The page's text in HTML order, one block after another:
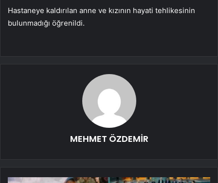
Hastaneye kaldırılan anne ve kızının hayati tehlikesinin
bulunmadığı öğrenildi.
MEHMET ÖZDEMİR